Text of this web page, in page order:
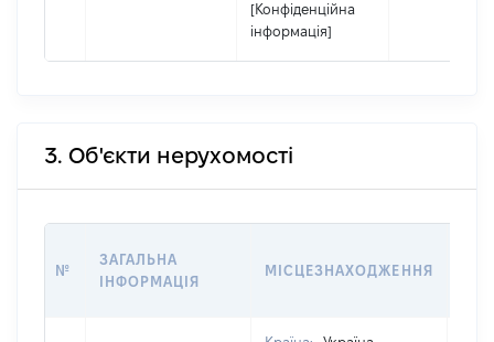
[Конфіденційна
інформація]
3. Об'єкти нерухомості
№
ЗАГАЛЬНА
ІНФОРМАЦІЯ
МІСЦЕЗНАХОДЖЕННЯ